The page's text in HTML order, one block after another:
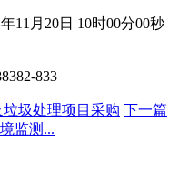
年11月20日 10时00分00秒
833
圾处理项目采购 下一篇
监测...